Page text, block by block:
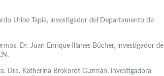
Uribe Tapia, investigador del Departamento de
Dr. Juan Enrique Illanes Bücher, investigador del
Dra. Katherina Brokordt Guzmán, investigadora